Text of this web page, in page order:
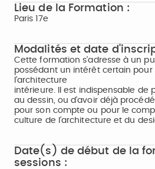
Lieu de la Formation :
Paris 17e
Modalités et date
Cette formation s’adresse à un
possédant un intérêt certain pour
l’architecture
intérieure. Il est indispensable de
au dessin, ou d’avoir déjà
pour son compte ou pour le
culture de l’architecture et du
Date(s) de début de la
sessions :